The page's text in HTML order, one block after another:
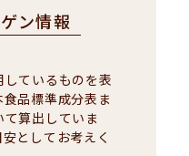
ン情報
ているものを表
品標準成分表ま
算出していま
としてお考えく